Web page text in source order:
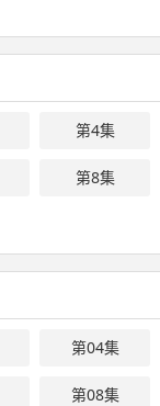
第4集
第8集
第04集
第08集